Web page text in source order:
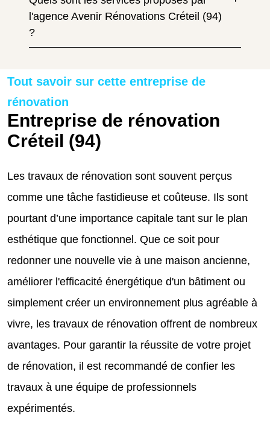
l'agence Avenir Rénovations Créteil (94)
?
Tout savoir sur cette entreprise de
rénovation
Entreprise de rénovation
Créteil (94)
Les travaux de rénovation sont souvent perçus
comme une tâche fastidieuse et coûteuse. Ils sont
pourtant d’une importance capitale tant sur le plan
esthétique que fonctionnel. Que ce soit pour
redonner une nouvelle vie à une maison ancienne,
améliorer l'efficacité énergétique d'un bâtiment ou
simplement créer un environnement plus agréable à
vivre, les travaux de rénovation offrent de nombreux
avantages. Pour garantir la réussite de votre projet
de rénovation, il est recommandé de confier les
travaux à une équipe de professionnels
expérimentés.